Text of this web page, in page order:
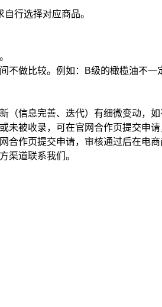
行选择对应商品。
不做比较。例如：B级的橄榄油不
（信息完善、迭代）有细微变动，
被收录，可在官网合作页提交申
作页提交申请，审核通过后在电
渠道联系我们。